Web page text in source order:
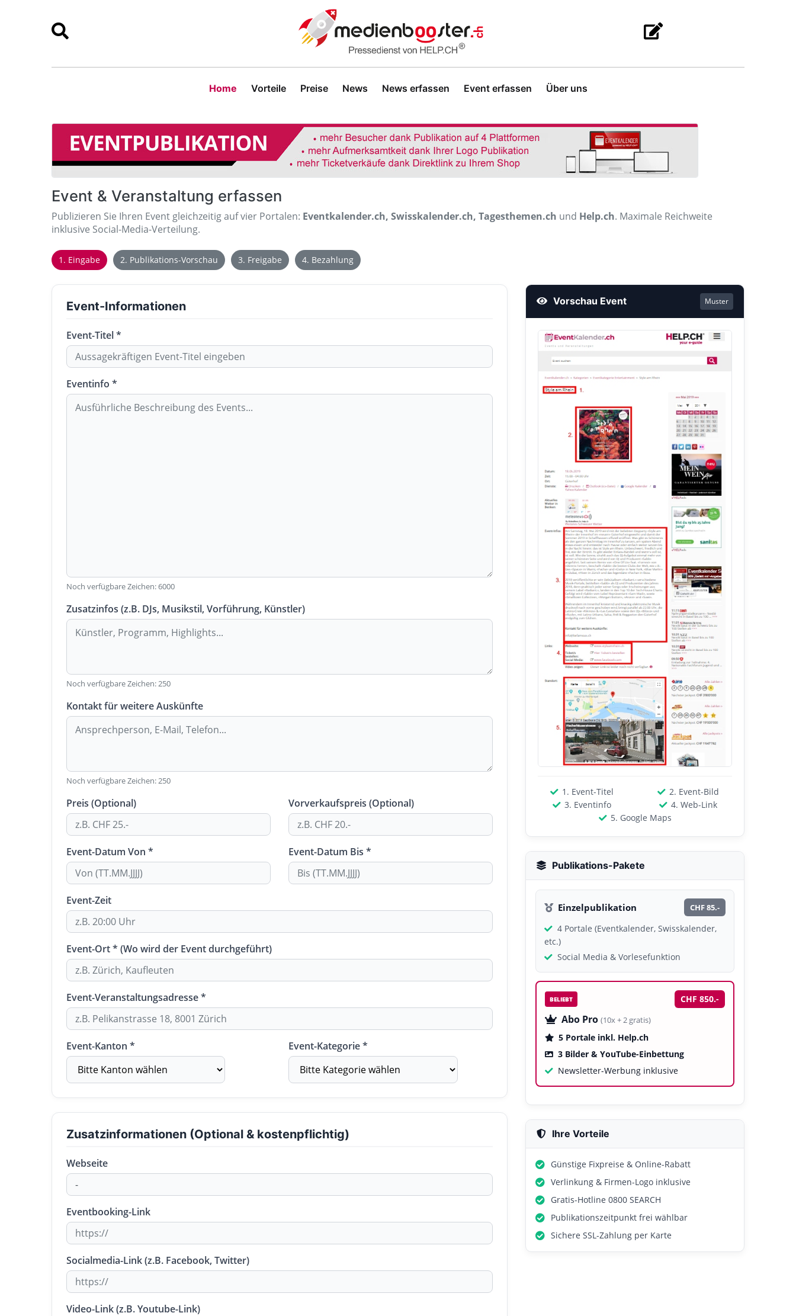
Home Vorteile Preise News News erfassen Event erfassen Über uns
Event & Veranstaltung erfassen
Publizieren Sie Ihren Event gleichzeitig auf vier Portalen: Eventkalender.ch, Swisskalender.ch, Tagesthemen.ch und Help.ch. Maximale Reichweite
inklusive Social-Media-Verteilung.
1. Eingabe 2. Publikations-Vorschau 3. Freigabe 4. Bezahlung
Event-Informationen
Event-Titel *
Eventinfo *
Noch verfügbare Zeichen:6000
Zusatzinfos (z.B. DJs, Musikstil, Vorführung, Künstler)
Noch verfügbare Zeichen:250
Kontakt für weitere Auskünfte
Noch verfügbare Zeichen:250
Preis (Optional) Vorverkaufspreis (Optional)
Event-Datum Von * Event-Datum Bis *
Event-Zeit
Event-Ort * (Wo wird der Event durchgeführt)
Event-Veranstaltungsadresse *
Event-Kanton * Event-Kategorie *
Zusatzinformationen (Optional & kostenpflichtig)
Webseite
Eventbooking-Link
Socialmedia-Link (z.B. Facebook, Twitter)
Video-Link (z.B. Youtube-Link)
Vorschau Event Muster
1. Event-Titel
2. Event-Bild
3. Eventinfo
4. Web-Link
5. Google Maps
Publikations-Pakete
Einzelpublikation CHF 85.-
4 Portale (Eventkalender, Swisskalender,
etc.)
Social Media & Vorlesefunktion
BELIEBT CHF 850.-
Abo Pro (10x + 2 gratis)
5 Portale inkl. Help.ch
3 Bilder & YouTube-Einbettung
Newsletter-Werbung inklusive
Ihre Vorteile
Günstige Fixpreise & Online-Rabatt
Verlinkung & Firmen-Logo inklusive
Gratis-Hotline 0800 SEARCH
Publikationszeitpunkt frei wählbar
Sichere SSL-Zahlung per Karte